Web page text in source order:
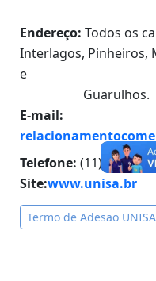
Endereço: Todos os
Interlagos, Pinheiros,
e
Guarulhos.
E-mail:
Telefone: (11)
Site:www.unisa.br
Termo de Adesao UNISA